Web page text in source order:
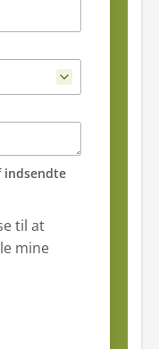
indsendte
til at
mine